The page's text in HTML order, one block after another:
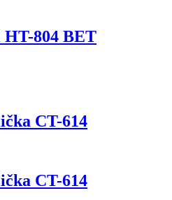
HT-804 BET
CT-614
CT-614